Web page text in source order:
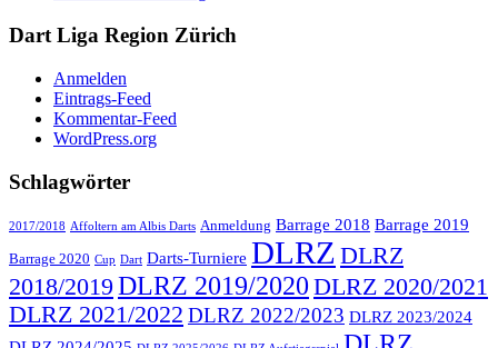
Dart Liga Region Zürich
Anmelden
Eintrags-Feed
Kommentar-Feed
WordPress.org
Schlagwörter
2017/2018 Affoltern am Albis Darts Anmeldung Barrage 2018 Barrage 2019
Barrage 2020 Cup Dart Darts-Turniere DLRZ DLRZ
2018/2019 DLRZ 2019/2020 DLRZ 2020/2021
DLRZ 2021/2022 DLRZ 2022/2023 DLRZ 2023/2024